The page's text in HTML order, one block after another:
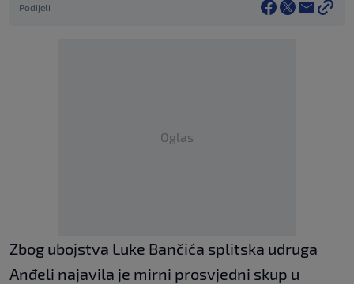
Podijeli
Oglas
Zbog ubojstva Luke Bančića splitska udruga
Anđeli najavila je mirni prosvjedni skup u